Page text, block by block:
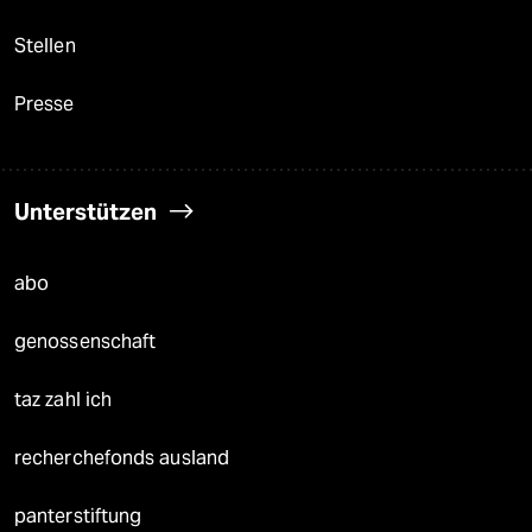
Stellen
Presse
Unterstützen
abo
genossenschaft
taz zahl ich
recherchefonds ausland
panterstiftung